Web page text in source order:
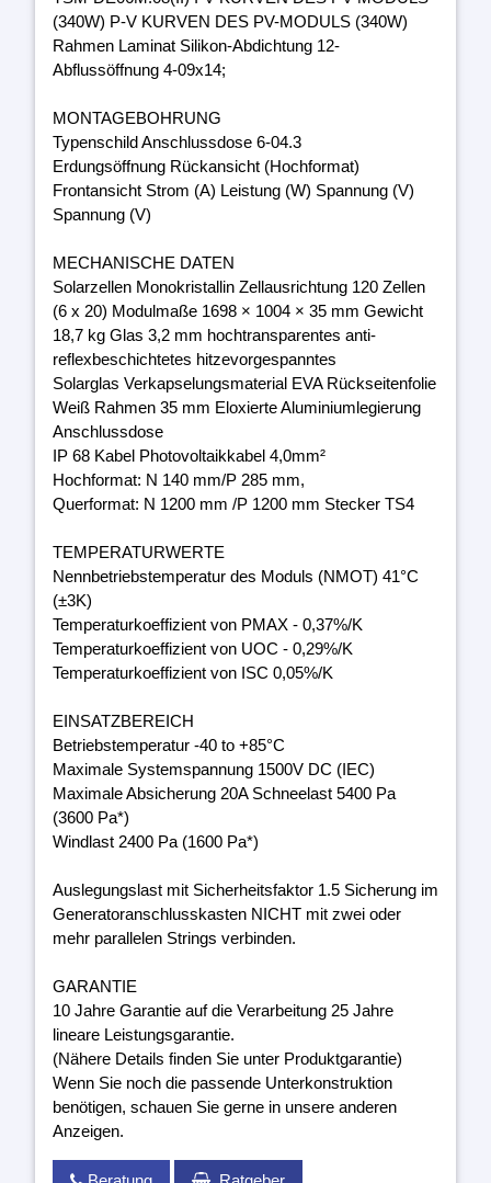
(340W) P-V KURVEN DES PV-MODULS (340W)
Rahmen Laminat Silikon-Abdichtung 12-
Abflussöffnung 4-09x14;
MONTAGEBOHRUNG
Typenschild Anschlussdose 6-04.3
Erdungsöffnung Rückansicht (Hochformat)
Frontansicht Strom (A) Leistung (W) Spannung (V)
Spannung (V)
MECHANISCHE DATEN
Solarzellen Monokristallin Zellausrichtung 120 Zellen
(6 x 20) Modulmaße 1698 × 1004 × 35 mm Gewicht
18,7 kg Glas 3,2 mm hochtransparentes anti-
reflexbeschichtetes hitzevorgespanntes
Solarglas Verkapselungsmaterial EVA Rückseitenfolie
Weiß Rahmen 35 mm Eloxierte Aluminiumlegierung
Anschlussdose
IP 68 Kabel Photovoltaikkabel 4,0mm²
Hochformat: N 140 mm/P 285 mm,
Querformat: N 1200 mm /P 1200 mm Stecker TS4
TEMPERATURWERTE
Nennbetriebstemperatur des Moduls (NMOT) 41°C
(±3K)
Temperaturkoeffizient von PMAX - 0,37%/K
Temperaturkoeffizient von UOC - 0,29%/K
Temperaturkoeffizient von ISC 0,05%/K
EINSATZBEREICH
Betriebstemperatur -40 to +85°C
Maximale Systemspannung 1500V DC (IEC)
Maximale Absicherung 20A Schneelast 5400 Pa
(3600 Pa*)
Windlast 2400 Pa (1600 Pa*)
Auslegungslast mit Sicherheitsfaktor 1.5 Sicherung im
Generatoranschlusskasten NICHT mit zwei oder
mehr parallelen Strings verbinden.
GARANTIE
10 Jahre Garantie auf die Verarbeitung 25 Jahre
lineare Leistungsgarantie.
(Nähere Details finden Sie unter Produktgarantie)
Wenn Sie noch die passende Unterkonstruktion
benötigen, schauen Sie gerne in unsere anderen
Anzeigen.